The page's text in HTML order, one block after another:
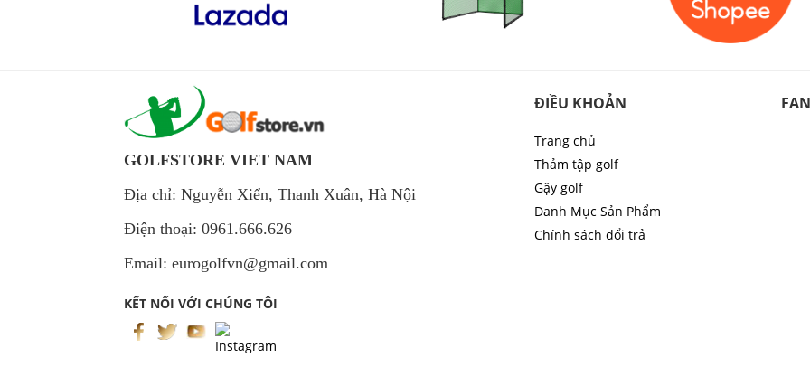
GOLFSTORE VIET NAM
Địa chỉ: Nguyễn Xiển, Thanh Xuân, Hà Nội
Điện thoại: 0961.666.626
Email: eurogolfvn@gmail.com
KẾT NỐI VỚI CHÚNG TÔI
ĐIỀU KHOẢN
Trang chủ
Thảm tập golf
Gậy golf
Danh Mục Sản Phẩm
Chính sách đổi trả